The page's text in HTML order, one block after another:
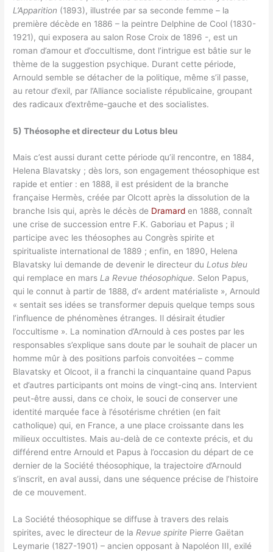
L’Apparition (1893), illustrée par sa seconde femme – la
première décède en 1886 – la peintre Delphine de Cool (1830-
1921), qui exposera au salon Rose Croix de 1896 -, est un
roman d’amour et d’occultisme, dont l’intrigue est bâtie sur le
thème de la suggestion psychique. Durant cette période,
Arnould semble se détacher de la politique, même s’il passe,
au retour d’exil, par l’Alliance socialiste républicaine, groupant
des radicaux d’extrême-gauche et des socialistes.
5) Théosophe et directeur du Lotus bleu
Mais c’est aussi durant cette période qu’il rencontre, en 1884,
Helena Blavatsky ; dès lors, son engagement théosophique est
rapide et entier : en 1888, il est président de la branche
française Hermès, créée par Olcott après la dissolution de la
branche Isis qui, après le décès de Dramard en 1888, connaît
une crise de succession entre F.K. Gaboriau et Papus ; il
participe avec les théosophes au Congrès spirite et
spiritualiste international de 1889 ; enfin, en 1890, Helena
Blavatsky lui demande de devenir le directeur duLotus bleu
qui remplace en marsLa Revue théosophique. Selon Papus,
qui le connut à partir de 1888, d’« ardent matérialiste », Arnould
« sentait ses idées se transformer depuis quelque temps sous
l’influence de phénomènes étranges. Il désirait étudier
l’occultisme ». La nomination d’Arnould à ces postes par les
responsables s’explique sans doute par le souhait de placer un
homme mûr à des positions parfois convoitées – comme
Blavatsky et Olcoot, il a franchi la cinquantaine quand Papus
et d’autres participants ont moins de vingt-cinq ans. Intervient
peut-être aussi, dans ce choix, le souci de conserver une
identité marquée face à l’ésotérisme chrétien (en fait
catholique) qui, en France, a une place croissante dans les
milieux occultistes. Mais au-delà de ce contexte précis, et du
différend entre Arnould et Papus à l’occasion du départ de ce
dernier de la Société théosophique, la trajectoire d’Arnould
s’inscrit, en aval aussi, dans une séquence précise de l’histoire
de ce mouvement.
La Société théosophique se diffuse à travers des relais
spirites, avec le directeur de laRevue spirite Pierre Gaëtan
Leymarie (1827-1901) – ancien opposant à Napoléon III, exilé